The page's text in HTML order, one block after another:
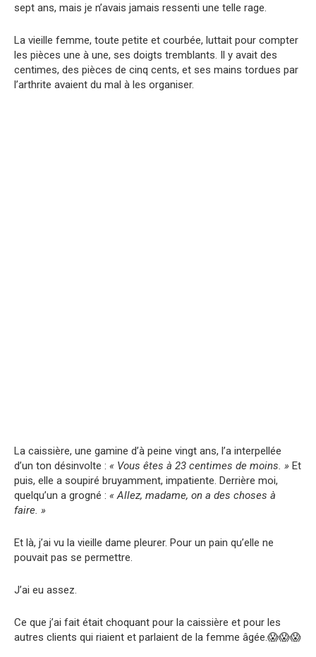
sept ans, mais je n’avais jamais ressenti une telle rage.
La vieille femme, toute petite et courbée, luttait pour compter
les pièces une à une, ses doigts tremblants. Il y avait des
centimes, des pièces de cinq cents, et ses mains tordues par
l’arthrite avaient du mal à les organiser.
La caissière, une gamine d’à peine vingt ans, l’a interpellée
d’un ton désinvolte : « Vous êtes à 23 centimes de moins. » Et
puis, elle a soupiré bruyamment, impatiente. Derrière moi,
quelqu’un a grogné : « Allez, madame, on a des choses à
faire. »
Et là, j’ai vu la vieille dame pleurer. Pour un pain qu’elle ne
pouvait pas se permettre.
J’ai eu assez.
Ce que j’ai fait était choquant pour la caissière et pour les
autres clients qui riaient et parlaient de la femme âgée.😱😱😱